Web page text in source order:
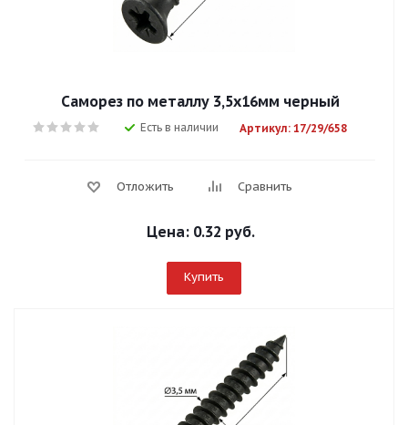
Саморез по металлу 3,5х16мм черный
Есть в наличии Артикул: 17/29/658
Отложить Сравнить
Цена: 0.32 руб.
Купить